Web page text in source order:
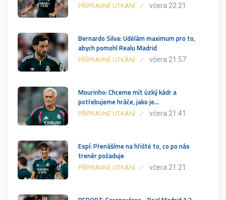
PŘÍPRAVNÉ UTKÁNÍ včera 22:21
Bernardo Silva: Udělám maximum pro to,
abych pomohl Realu Madrid
PŘÍPRAVNÉ UTKÁNÍ včera 21:57
Mourinho: Chceme mít úzký kádr a
potřebujeme hráče, jako je…
PŘÍPRAVNÉ UTKÁNÍ včera 21:41
Espí: Přenášíme na hřiště to, co po nás
trenér požaduje
PŘÍPRAVNÉ UTKÁNÍ včera 21:21